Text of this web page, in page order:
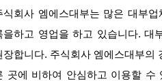
식회사 엠에스대부는 많은 대부
을하고 영업을 하고 있습니다. 대
장합니다. 주식회사 엠에스대부의
곳에 비하여 안심하고 이용할 수